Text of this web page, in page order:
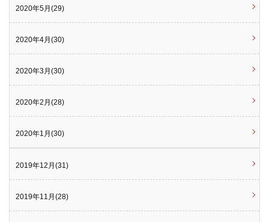
2020年5月(29)
2020年4月(30)
2020年3月(30)
2020年2月(28)
2020年1月(30)
2019年12月(31)
2019年11月(28)